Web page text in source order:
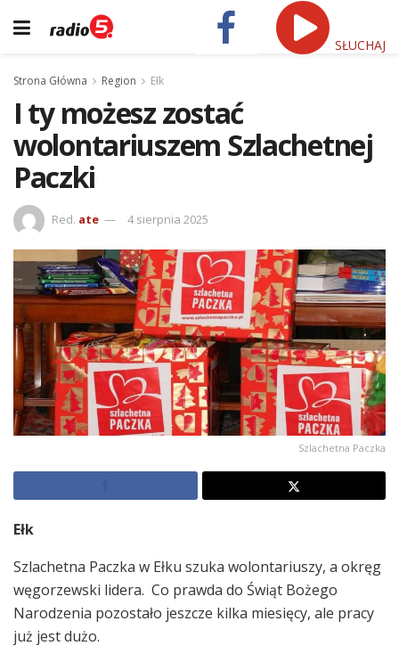
SŁUCHAJ
Strona Główna Region Ełk
I ty możesz zostać
wolontariuszem Szlachetnej
Paczki
Red. ate 4 sierpnia 2025
Szlachetna Paczka
Ełk
Szlachetna Paczka w Ełku szuka wolontariuszy, a okręg
węgorzewski lidera. Co prawda do Świąt Bożego
Narodzenia pozostało jeszcze kilka miesięcy, ale pracy
już jest dużo.